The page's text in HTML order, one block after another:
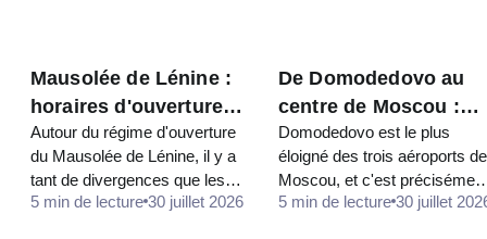
Mausolée de Lénine :
horaires d'ouverture,
accès et la confusion
principale avec le
Kremlin
Autour du régime d'ouverture
du Mausolée de Lénine, il y a
tant de divergences que les
gens posent sans cesse la
5 min de lecture 30 juillet 2026
De Domodedovo au
centre de Moscou :
l'aéroexpress, le bus
ou le train de
Domodedovo est le plus
éloigné des trois aéroports de
Moscou, et c'est précisément
pour cette raison qu'il est
5 min de lecture 30 juillet